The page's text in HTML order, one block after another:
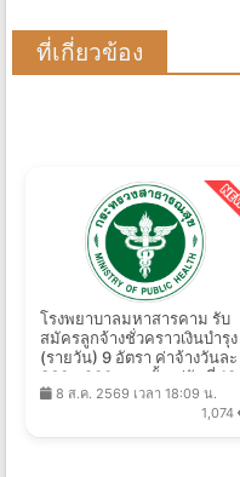
ที่เกี่ยวข้อง
โรงพยาบาลมหาสารคาม รับ
สมัครลูกจ้างชั่วคราวเงินบำรุง
(รายวัน) 9 อัตรา ค่าจ้างวันละ
360 - 900 บาท ตั้งแต่วันที่ 10 -
17 ส.ค. 2569
8 ส.ค. 2569 เวลา 18:09 น.
1,074